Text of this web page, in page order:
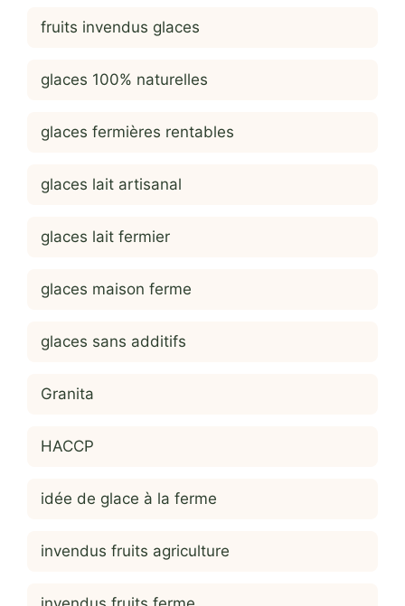
fruits invendus glaces
glaces 100% naturelles
glaces fermières rentables
glaces lait artisanal
glaces lait fermier
glaces maison ferme
glaces sans additifs
Granita
HACCP
idée de glace à la ferme
invendus fruits agriculture